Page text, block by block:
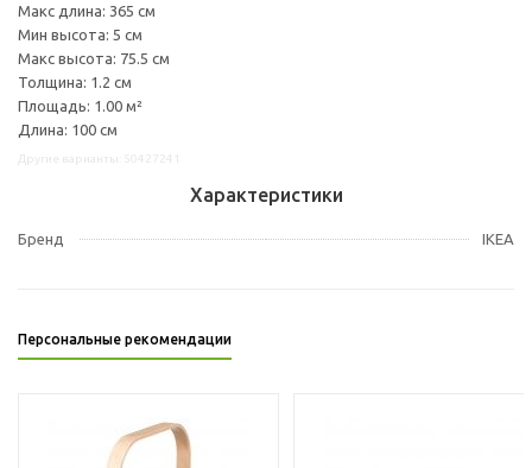
Макс длина: 365 см
Мин высота: 5 см
Макс высота: 75.5 см
Толщина: 1.2 см
Площадь: 1.00 м²
Длина: 100 см
Характеристики
Бренд IKEA
Персональные рекомендации